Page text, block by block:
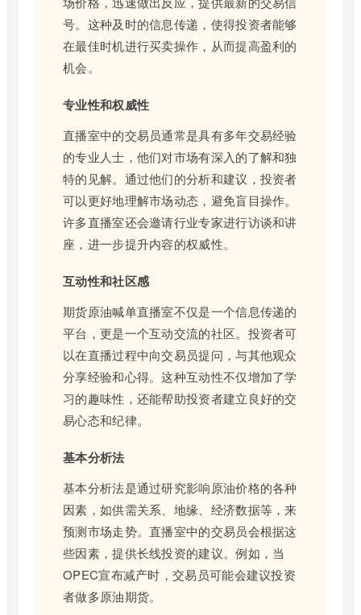
号。这种及时的信息传递，使得投资者能够
在最佳时机进行买卖操作，从而提高盈利的
机会。
专业性和权威性
直播室中的交易员通常是具有多年交易经验
的专业人士，他们对市场有深入的了解和独
特的见解。通过他们的分析和建议，投资者
可以更好地理解市场动态，避免盲目操作。
许多直播室还会邀请行业专家进行访谈和讲
座，进一步提升内容的权威性。
互动性和社区感
期货原油喊单直播室不仅是一个信息传递的
平台，更是一个互动交流的社区。投资者可
以在直播过程中向交易员提问，与其他观众
分享经验和心得。这种互动性不仅增加了学
习的趣味性，还能帮助投资者建立良好的交
易心态和纪律。
基本分析法
基本分析法是通过研究影响原油价格的各种
因素，如供需关系、地缘、经济数据等，来
预测市场走势。直播室中的交易员会根据这
些因素，提供长线投资的建议。例如，当
OPEC宣布减产时，交易员可能会建议投资
者做多原油期货。